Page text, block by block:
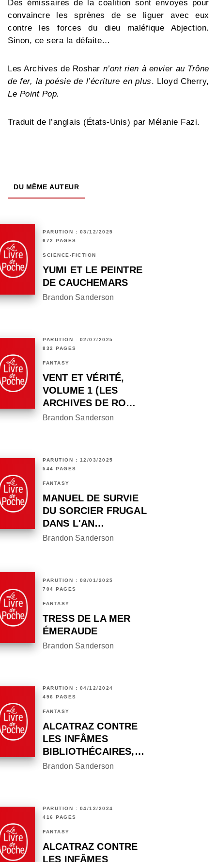
Des émissaires de la coalition sont envoyés pour
convaincre les sprènes de se liguer avec eux
contre les forces du dieu maléfique Abjection.
Sinon, ce sera la défaite…
Les Archives de Roshar n’ont rien à envier au Trône
de fer, la poésie de l’écriture en plus. Lloyd Cherry,
Le Point Pop.
Traduit de l’anglais (États-Unis) par Mélanie Fazi.
DU MÊME AUTEUR
PARUTION : 03/12/2025
672 PAGES
SCIENCE-FICTION
YUMI ET LE PEINTRE
DE CAUCHEMARS
Brandon Sanderson
PARUTION : 02/07/2025
832 PAGES
FANTASY
VENT ET VÉRITÉ,
VOLUME 1 (LES
ARCHIVES DE RO…
Brandon Sanderson
PARUTION : 12/03/2025
544 PAGES
FANTASY
MANUEL DE SURVIE
DU SORCIER FRUGAL
DANS L'AN…
Brandon Sanderson
PARUTION : 08/01/2025
704 PAGES
FANTASY
TRESS DE LA MER
ÉMERAUDE
Brandon Sanderson
PARUTION : 04/12/2024
496 PAGES
FANTASY
ALCATRAZ CONTRE
LES INFÂMES
BIBLIOTHÉCAIRES,…
Brandon Sanderson
PARUTION : 04/12/2024
416 PAGES
FANTASY
ALCATRAZ CONTRE
LES INFÂMES